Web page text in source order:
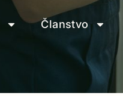
Članstvo